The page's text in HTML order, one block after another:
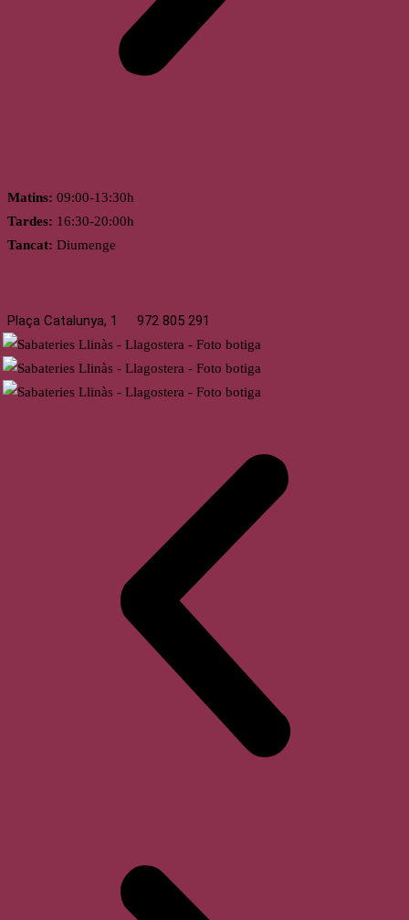
Matins: 09:00-13:30h
Tardes: 16:30-20:00h
Tancat: Diumenge
Plaça Catalunya, 1 972 805 291